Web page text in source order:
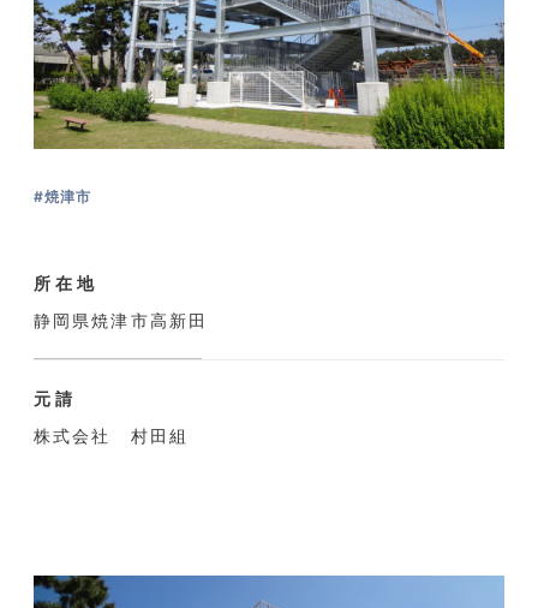
#焼津市
所在地
静岡県焼津市高新田
元請
株式会社 村田組